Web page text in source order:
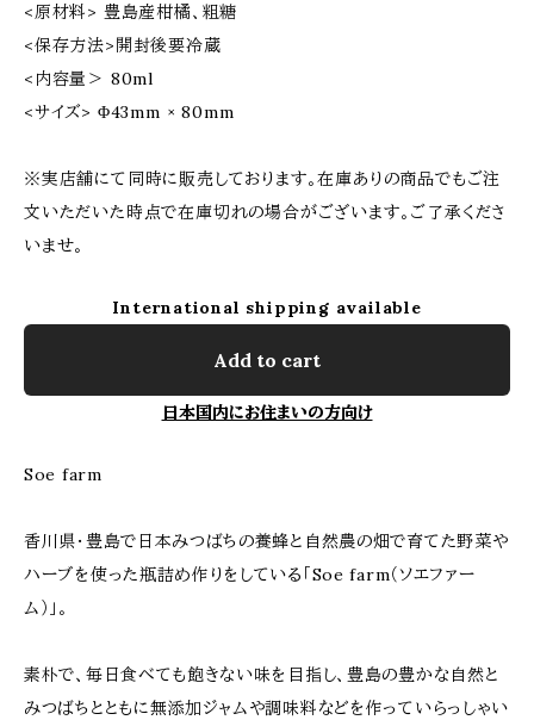
<原材料> 豊島産柑橘、粗糖
<保存方法>開封後要冷蔵
<内容量＞ 80ml
<サイズ> Φ43mm × 80mm
※実店舗にて同時に販売しております。在庫ありの商品でもご注
文いただいた時点で在庫切れの場合がございます。ご了承くださ
いませ。
International shipping available
Add to cart
日本国内にお住まいの方向け
Soe farm
香川県・豊島で日本みつばちの養蜂と自然農の畑で育てた野菜や
ハーブを使った瓶詰め作りをしている「Soe farm（ソエファー
ム）」。
素朴で、毎日食べても飽きない味を目指し、豊島の豊かな自然と
みつばちとともに無添加ジャムや調味料などを作っていらっしゃい